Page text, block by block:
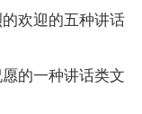
欢迎的五种讲话
的一种讲话类文